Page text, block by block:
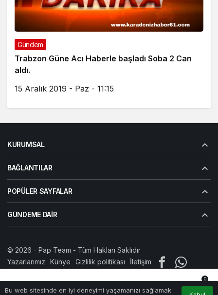
Gündem
Trabzon Güne Acı Haberle başladı Soba 2 Can
aldı.
15 Aralık 2019 - Paz - 11:15
Bu web sitesinde en iyi deneyimi yaşamanızı sağlamak
KURUMSAL
BAĞLANTILAR
POPÜLER SAYFALAR
GÜNDEME DAIR
© 2026 - Pap Team - Tüm Hakları Saklıdır
Yazarlarımız
Künye Gizlilik politikası İletişim
0